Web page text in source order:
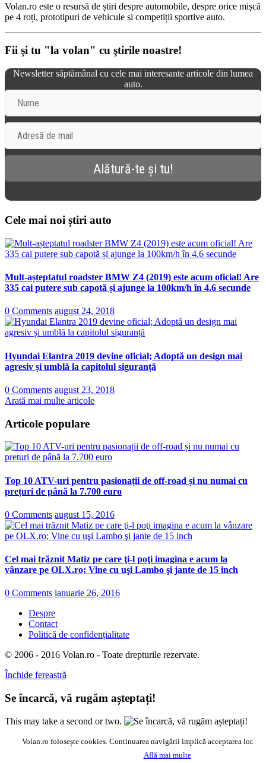
Volan.ro este o resursă de știri despre automobile, despre orice mișcă
pe 4 roți, prototipuri de vehicule si competiții sportive auto.
Fii şi tu "la volan" cu ştirile noastre!
Newsletter săptămânal cu cele mai interesante articole din lumea
auto.
Cele mai noi știri auto
Mult-așteptatul roadster BMW Z4 (2019) este acum oficial! Are
335 cai putere sub capotă și ajunge la 100km/h în 4.6 secunde
0 Comments august 24, 2018
Hyundai Elantra 2019 devine oficial; Adoptă un design mai
agresiv și umblă la capitolul siguranță
0 Comments august 23, 2018
Arată mai multe articole
Articole populare
Top 10 ATV-uri pentru pasionații de off-road și nu numai cu
prețuri de până la 7.700 euro
0 Comments august 15, 2016
Cel mai trăznit Matiz pe care ţi-l poţi imagina e acum la
vânzare pe OLX.ro; Vine cu uşi Lambo şi jante de 15 inch
0 Comments ianuarie 26, 2016
Despre
Contact
Politică de confidențialitate
© 2006 - 2016 Volan.ro - Toate drepturile rezervate.
Închide fereastră
Se încarcă, vă rugăm așteptați!
This may take a second or two.
Volan.ro folosește cookies. Continuarea navigării implică acceptarea lor.
Află mai multe